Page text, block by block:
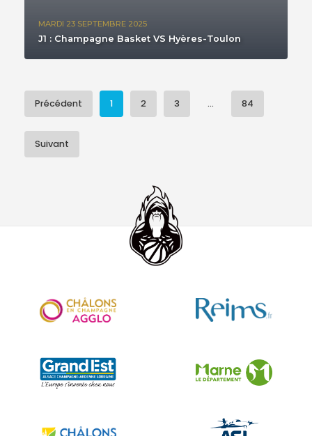
MARDI 23 SEPTEMBRE 2025
J1 : Champagne Basket VS Hyères-Toulon
Précédent 1 2 3 ... 84
Suivant